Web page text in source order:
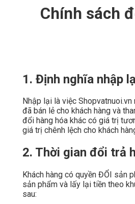
Chính sách
1. Định nghĩa nhập
Nhập lại là việc Shopvatnuoi.vn
đã bán lẻ cho khách hàng và
đổi hàng hóa khác có giá trị
giá trị chênh lệch cho khách
2. Thời gian đổi trả
Khách hàng có quyền ĐỔI sản
sản phẩm và lấy lại tiền theo
sau: